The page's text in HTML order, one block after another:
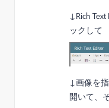
↓Rich
ックして
↓画像を
開いて、